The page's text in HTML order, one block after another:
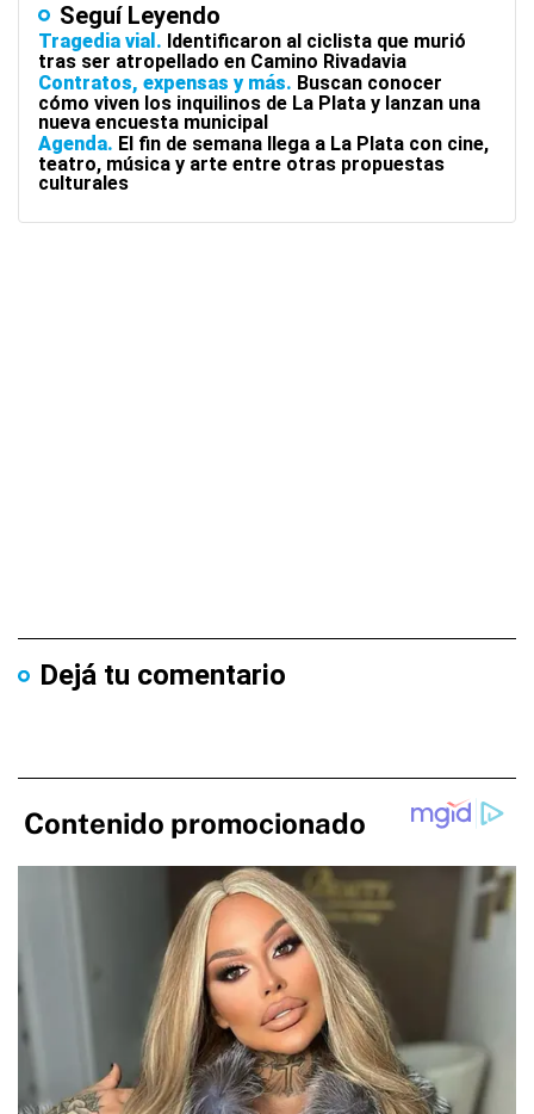
Seguí Leyendo
Tragedia vial
Identificaron al ciclista que murió
tras ser atropellado en Camino Rivadavia
Contratos, expensas y más Buscan conocer
cómo viven los inquilinos de La Plata y lanzan una
nueva encuesta municipal
Agenda El fin de semana llega a La Plata con cine,
teatro, música y arte entre otras propuestas
culturales
Dejá tu comentario